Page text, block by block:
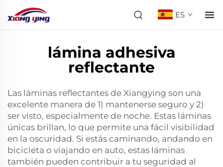
ES
lámina adhesiva
reflectante
Las láminas reflectantes de Xiangying son una
excelente manera de 1) mantenerse seguro y 2)
ser visto, especialmente de noche. Estas láminas
únicas brillan, lo que permite una fácil visibilidad
en la oscuridad. Si estás caminando, andando en
bicicleta o viajando en auto, estas láminas
también pueden contribuir a tu seguridad al